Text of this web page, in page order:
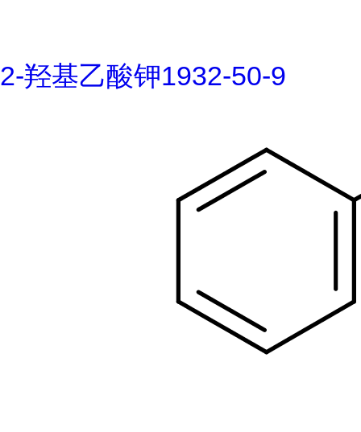
2-羟基乙酸钾1932-50-9